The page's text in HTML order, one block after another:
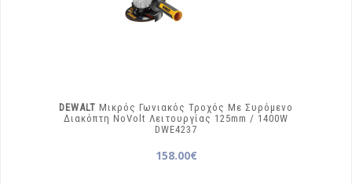
DEWALT Μικρός Γωνιακός Τροχός Με Συρόμενο
Διακόπτη NoVolt Λειτουργίας 125mm / 1400W
DWE4237
158.00€